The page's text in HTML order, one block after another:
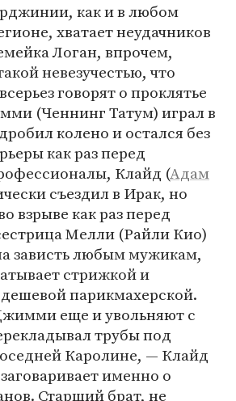
как и в любом
хватает неудачников
Логан, впрочем,
невезучестью, что
говорят о проклятье
(Ченнинг Татум) играл в
колено и остался без
как раз перед
Клайд (Адам
съездил в Ирак, но
взрыве как раз перед
Мелли (Райли Кио)
зависть любым мужикам,
стрижкой и
парикмахерской.
еще и увольняют с
трубы под
Каролине, — Клайд
именно о
Старший брат, не